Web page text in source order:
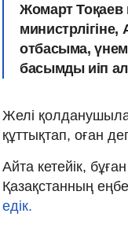
Жомарт Тоқаев
министрлігіне,
отбасыма,
басымды иіп
Желі
құттықтап, оған
Айта кетейік,
Қазақстанның
едік.